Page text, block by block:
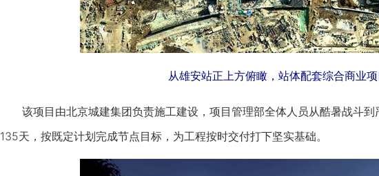
从雄安站正上方俯瞰，站体配套综合商业项
该项目由北京城建集团负责施工建设，项目管理部全体人员从酷暑战斗到
135天，按既定计划完成节点目标，为工程按时交付打下坚实基础。